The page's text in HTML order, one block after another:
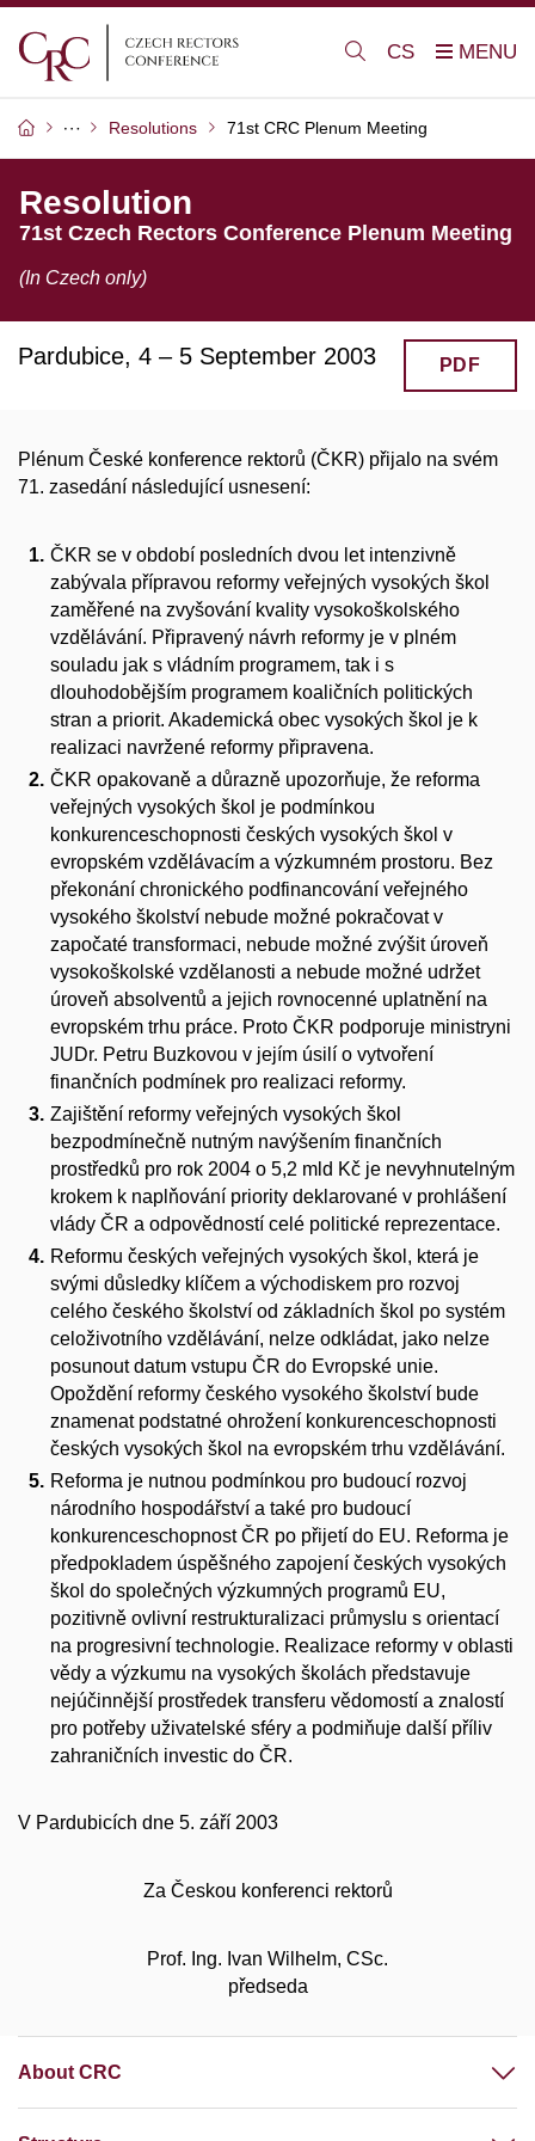
CS
Resolutions 71st CRC Plenum Meeting
Resolution
71st Czech Rectors Conference Plenum Meeting
(In Czech only)
Pardubice, 4 – 5 September 2003 PDF
Plénum České konference rektorů (ČKR) přijalo na svém
71. zasedání následující usnesení:
ČKR se v období posledních dvou let intenzivně
zabývala přípravou reformy veřejných vysokých škol
zaměřené na zvyšování kvality vysokoškolského
vzdělávání. Připravený návrh reformy je v plném
souladu jak s vládním programem, tak i s
dlouhodobějším programem koaličních politických
stran a priorit. Akademická obec vysokých škol je k
realizaci navržené reformy připravena.
ČKR opakovaně a důrazně upozorňuje, že reforma
veřejných vysokých škol je podmínkou
konkurenceschopnosti českých vysokých škol v
evropském vzdělávacím a výzkumném prostoru. Bez
překonání chronického podfinancování veřejného
vysokého školství nebude možné pokračovat v
započaté transformaci, nebude možné zvýšit úroveň
vysokoškolské vzdělanosti a nebude možné udržet
úroveň absolventů a jejich rovnocenné uplatnění na
evropském trhu práce. Proto ČKR podporuje ministryni
JUDr. Petru Buzkovou v jejím úsilí o vytvoření
finančních podmínek pro realizaci reformy.
Zajištění reformy veřejných vysokých škol
bezpodmínečně nutným navýšením finančních
prostředků pro rok 2004 o 5,2 mld Kč je nevyhnutelným
krokem k naplňování priority deklarované v prohlášení
vlády ČR a odpovědností celé politické reprezentace.
Reformu českých veřejných vysokých škol, která je
svými důsledky klíčem a východiskem pro rozvoj
celého českého školství od základních škol po systém
celoživotního vzdělávání, nelze odkládat, jako nelze
posunout datum vstupu ČR do Evropské unie.
Opoždění reformy českého vysokého školství bude
znamenat podstatné ohrožení konkurenceschopnosti
českých vysokých škol na evropském trhu vzdělávání.
Reforma je nutnou podmínkou pro budoucí rozvoj
národního hospodářství a také pro budoucí
konkurenceschopnost ČR po přijetí do EU. Reforma je
předpokladem úspěšného zapojení českých vysokých
škol do společných výzkumných programů EU,
pozitivně ovlivní restrukturalizaci průmyslu s orientací
na progresivní technologie. Realizace reformy v oblasti
vědy a výzkumu na vysokých školách představuje
nejúčinnější prostředek transferu vědomostí a znalostí
pro potřeby uživatelské sféry a podmiňuje další příliv
zahraničních investic do ČR.
V Pardubicích dne 5. září 2003
Za Českou konferenci rektorů
Prof. Ing. Ivan Wilhelm, CSc.
předseda
About CRC